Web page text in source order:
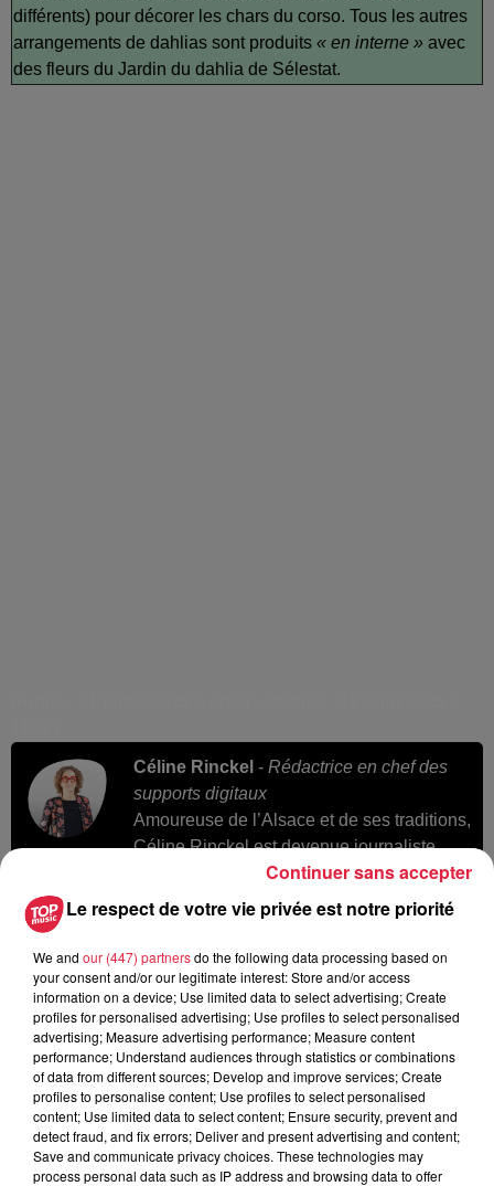
différents) pour décorer les chars du corso. Tous les autres
arrangements de dahlias sont produits « en interne » avec
des fleurs du Jardin du dahlia de Sélestat.
Céline Rinckel - Rédactrice en chef des
supports digitaux
Amoureuse de l’Alsace et de ses traditions,
Céline Rinckel est devenue journaliste
pour « raconter » ce qui se passe dans sa
région. Après des études en
France et en Irlande, Céline a intégré Top
Music en 2008. En-dehors de ses
reportages, elle présente les flashs et les
agendas de 10h à 16h.
A lire aussi
Le respect de votre vie privée est notre priorité
We and our (447) partnersdo the following data processing based on
your consent and/or our legitimate interest: Store and/or access
information on a device; Use limited data to select advertising; Create
profiles for personalised advertising; Use profiles to select personalised
advertising; Measure advertising performance; Measure content
performance; Understand audiences through statistics or combinations
of data from different sources; Develop and improve services; Create
profiles to personalise content; Use profiles to select personalised
content; Use limited data to select content; Ensure security, prevent and
detect fraud, and fix errors; Deliver and present advertising and content;
Save and communicate privacy choices. These technologies may
process personal data such as IP address and browsing data to offer
Continuer sans accepter